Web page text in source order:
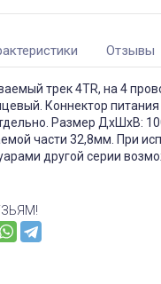
Отзывы
трек 4TR, на 4
Коннектор питания
Размер ДxШxВ:
части 32,8мм. При
другой серии